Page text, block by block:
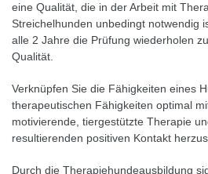
eine Qualität, die in der Arbeit mit
Streichelhunden unbedingt notwendig
alle 2 Jahre die Prüfung wiederholen
Qualität.
Verknüpfen Sie die Fähigkeiten eines
therapeutischen Fähigkeiten optimal
motivierende, tiergestützte Therapie
resultierenden positiven Kontakt
Durch die Therapiehundeausbildung